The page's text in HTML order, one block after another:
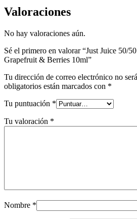
Valoraciones
No hay valoraciones aún.
Sé el primero en valorar “Just Juice 50/
Grapefruit & Berries 10ml”
Tu dirección de correo electrónico no
obligatorios están marcados con *
Tu puntuación *
Tu valoración *
Nombre *